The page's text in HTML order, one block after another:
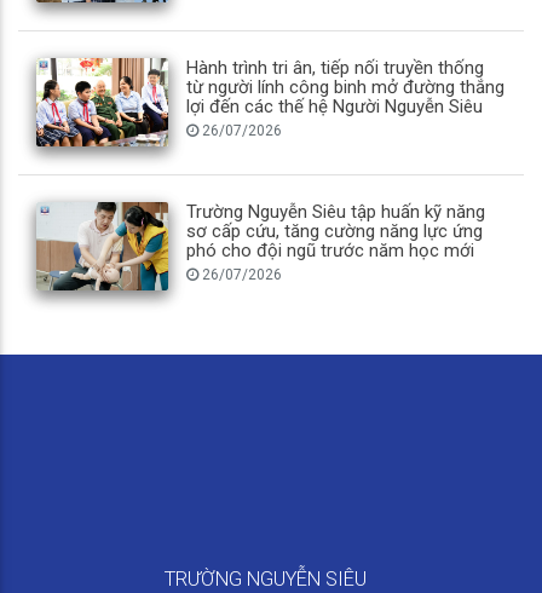
Hành trình tri ân, tiếp nối truyền thống
từ người lính công binh mở đường thắng
lợi đến các thế hệ Người Nguyễn Siêu
26/07/2026
Trường Nguyễn Siêu tập huấn kỹ năng
sơ cấp cứu, tăng cường năng lực ứng
phó cho đội ngũ trước năm học mới
26/07/2026
TRƯỜNG NGUYỄN SIÊU